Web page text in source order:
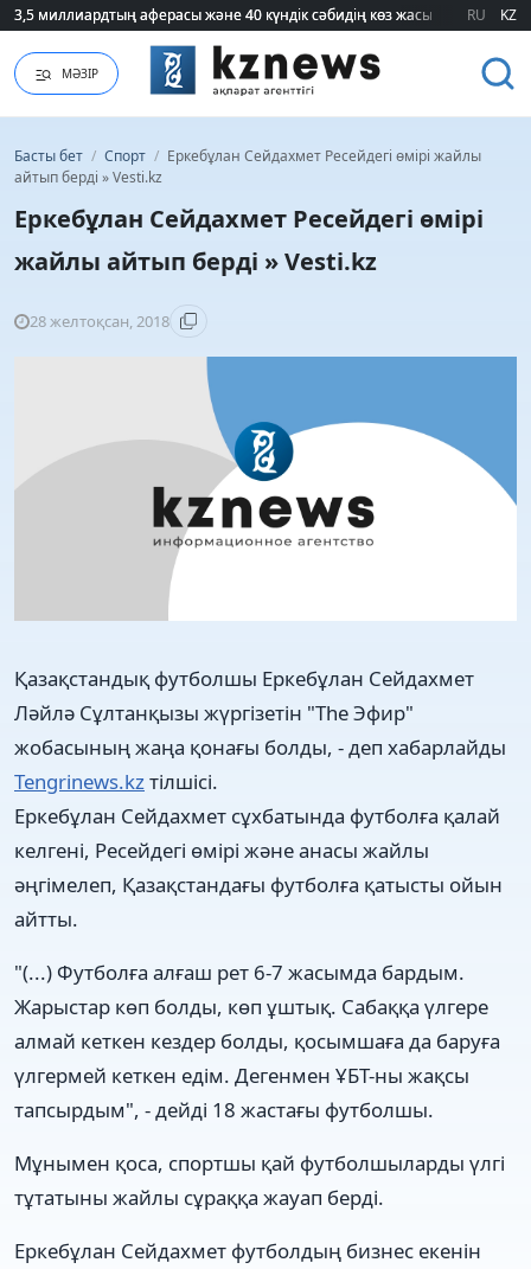
3,5 миллиардтың аферасы және 40 күндік сәбидің көз жасы:
3,5 миллиардтың аферасы және 40 күндік сәбидің көз жасы: RU KZ
МӘЗІР
Басты бет / Спорт / Еркебұлан Сейдахмет Ресейдегі өмірі жайлы
айтып берді » Vesti.kz
Еркебұлан Сейдахмет Ресейдегі өмірі
жайлы айтып берді » Vesti.kz
28 желтоқсан, 2018
Қазақстандық футболшы Еркебұлан Сейдахмет
Ләйлә Сұлтанқызы жүргізетін "The Эфир"
жобасының жаңа қонағы болды, - деп хабарлайды
Tengrinews.kz тілшісі.
Еркебұлан Сейдахмет сұхбатында футболға қалай
келгені, Ресейдегі өмірі және анасы жайлы
әңгімелеп, Қазақстандағы футболға қатысты ойын
айтты.
"(...) Футболға алғаш рет 6-7 жасымда бардым.
Жарыстар көп болды, көп ұштық. Сабаққа үлгере
алмай кеткен кездер болды, қосымшаға да баруға
үлгермей кеткен едім. Дегенмен ҰБТ-ны жақсы
тапсырдым", - дейді 18 жастағы футболшы.
Мұнымен қоса, спортшы қай футболшыларды үлгі
тұтатыны жайлы сұраққа жауап берді.
Еркебұлан Сейдахмет футболдың бизнес екенін